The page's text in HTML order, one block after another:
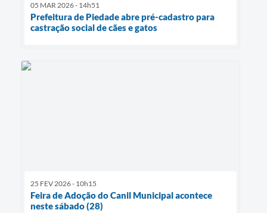
05 MAR 2026 - 14h51
Prefeitura de Piedade abre pré-cadastro para
castração social de cães e gatos
25 FEV 2026 - 10h15
Feira de Adoção do Canil Municipal acontece
neste sábado (28)